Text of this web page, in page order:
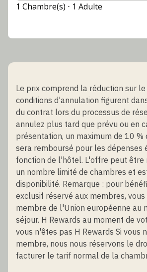
1 Chambre(s) ⋅ 1 Adulte
Le prix comprend la réduction sur le
conditions d'annulation figurent
du contrat lors du processus de
annulez plus tard que prévu ou en
présentation, un maximum de 10
sera remboursé pour les dépenses
fonction de l'hôtel. L'offre peut être
un nombre limité de chambres et
disponibilité. Remarque : pour
exclusif réservé aux membres,
membre de l'Union européenne au
séjour. H Rewards au moment de
vous n'êtes pas H Rewards Si vous
membre, nous nous réservons le
facturer le tarif normal de la